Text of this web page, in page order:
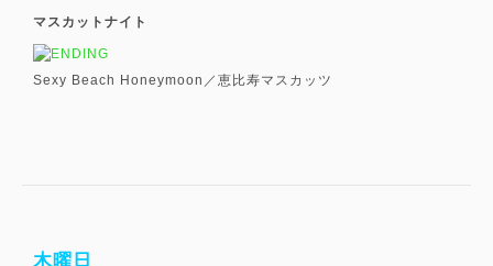
マスカットナイト
Sexy Beach Honeymoon／恵比寿マスカッツ
木曜日